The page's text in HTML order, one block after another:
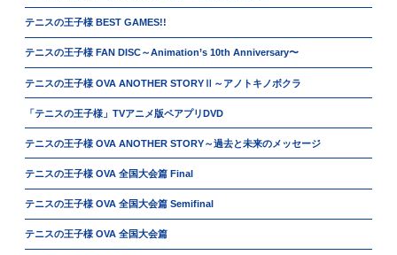
テニスの王子様 BEST GAMES!!
テニスの王子様 FAN DISC～Animation’s 10th Anniversary〜
テニスの王子様 OVA ANOTHER STORYⅡ～アノトキノボクラ
「テニスの王子様」TVアニメ版ペアプリDVD
テニスの王子様 OVA ANOTHER STORY～過去と未来のメッセージ
テニスの王子様 OVA 全国大会篇 Final
テニスの王子様 OVA 全国大会篇 Semifinal
テニスの王子様 OVA 全国大会篇